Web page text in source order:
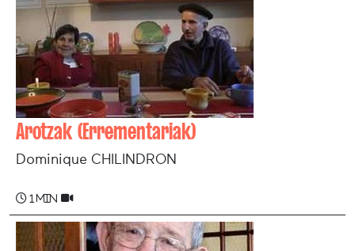
Arotzak (Errementariak)
Dominique CHILINDRON
1 min